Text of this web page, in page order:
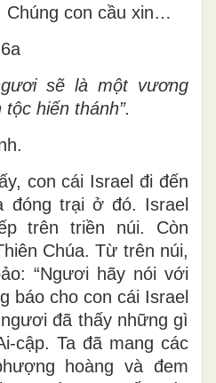
Chúng con cầu xin…
sẽ là một vương
hiến thánh”.
con cái Israel đi đến
đóng trại ở đó. Israel
trên triền núi. Còn
Chúa. Từ trên núi,
“Ngươi hãy nói với
báo cho con cái Israel
đã thấy những gì
cập. Ta đã mang các
hoàng và đem